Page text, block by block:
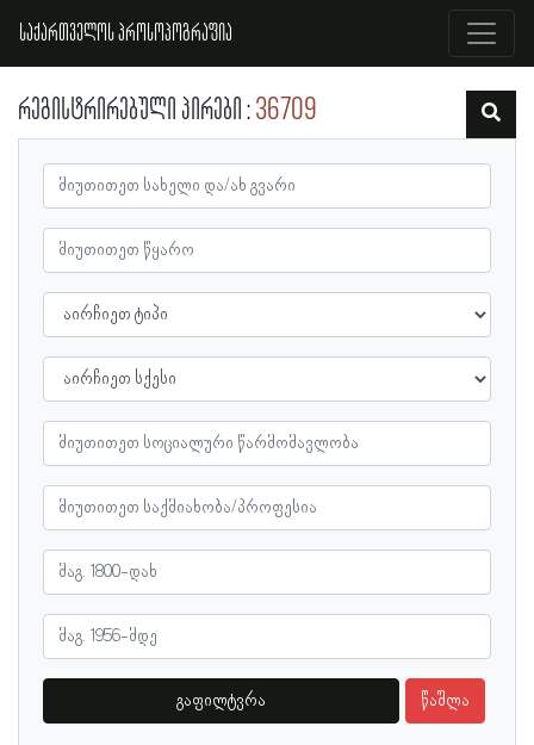
საქართველოს პროსოპოგრაფია
რეგისტრირებული პირები 36709
გაფილტვრა წაშლა